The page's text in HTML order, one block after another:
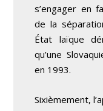
s’engager en
de la
État laïque
qu’une
en 1993.
Sixièmement,